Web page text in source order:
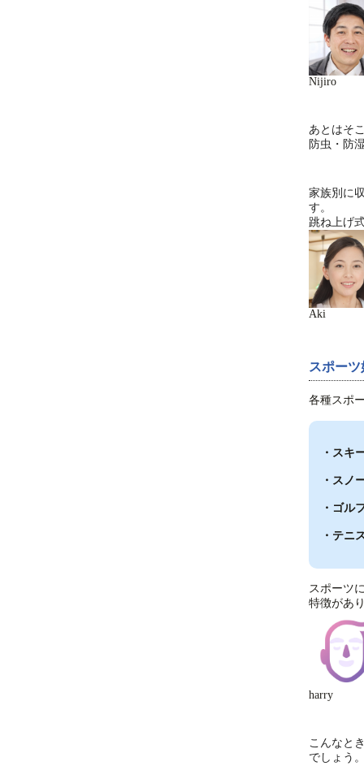
Nijiro
あとはそ
防虫・防
家族別に
す。
跳ね上げ
Aki
スポー
各種スポ
・スキ
・スノ
・ゴル
・テニ
スポーツ
特徴があ
harry
こんなと
でしょう